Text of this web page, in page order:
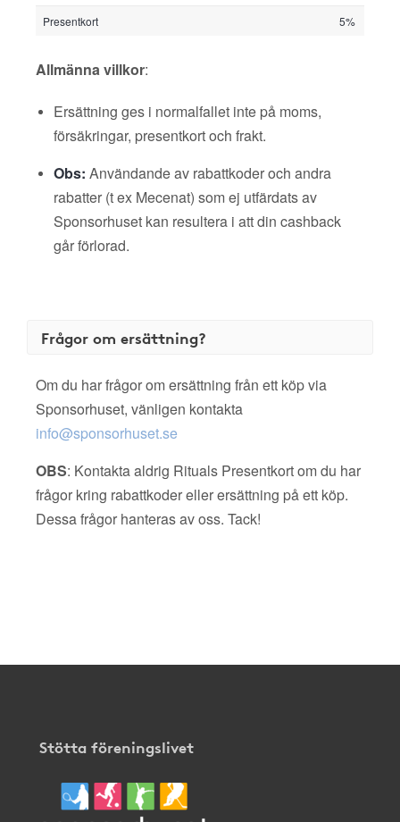
Presentkort 5%
Allmänna villkor:
Ersättning ges i normalfallet inte på moms,
försäkringar, presentkort och frakt.
Obs: Användande av rabattkoder och andra
rabatter (t ex Mecenat) som ej utfärdats av
Sponsorhuset kan resultera i att din cashback
går förlorad.
Frågor om ersättning?
Om du har frågor om ersättning från ett köp via
Sponsorhuset, vänligen kontakta
info@sponsorhuset.se
OBS: Kontakta aldrig Rituals Presentkort om du har
frågor kring rabattkoder eller ersättning på ett köp.
Dessa frågor hanteras av oss. Tack!
Stötta föreningslivet